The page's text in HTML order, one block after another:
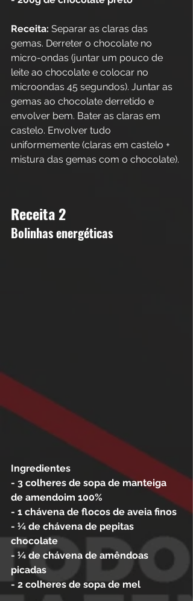
Receita: Separar as claras das
gemas. Derreter o chocolate no
micro-ondas (juntar um pouco de
leite ao chocolate e colocar no
microondas 45 segundos). Juntar as
gemas ao chocolate derretido e
envolver bem. Bater as claras em
castelo. Envolver tudo
uniformemente (claras em castelo +
mistura das gemas com o chocolate).
Receita 2
Bolinhas energéticas
Ingredientes
- 3 colheres de sopa de manteiga
de amendoim 100%
- 1 chávena de flocos de aveia finos
- ¼ de chávena de pepitas
chocolate
- ¼ de chávena de amêndoas
picadas
- 2 colheres de sopa de mel